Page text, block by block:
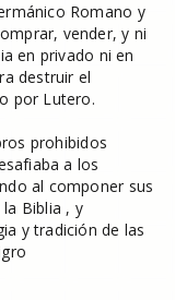
Romano y
vender, y ni
en privado ni en
destruir el
por Lutero.
prohibidos
a los
al componer sus
Biblia , y
y tradición de las